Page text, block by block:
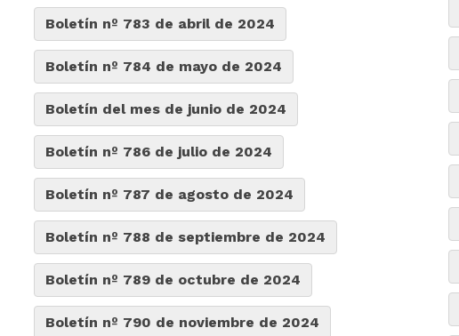
Boletín nº 783 de abril de 2024
Boletín nº 784 de mayo de 2024
Boletín del mes de junio de 2024
Boletín nº 786 de julio de 2024
Boletín nº 787 de agosto de 2024
Boletín nº 788 de septiembre de 2024
Boletín nº 789 de octubre de 2024
Boletín nº 790 de noviembre de 2024